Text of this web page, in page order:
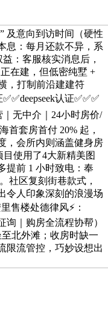
及意向到访时间（硬性
息：每月还款不异，系
：客服核实消息后，
在建，但低密纯墅 +
，打制前沿建建符
认证✅✅✅
无中介｜24小时房价/
首套房首付 20% 起，
，会所内则涵盖健身房
使用了4大新精美图
提前 1 小时致电：奉
社区复刻街巷款式，
令人印象深刻的浪漫场
售楼处德律风⚡：
询｜购房全流程协帮）
北外滩；收房时缺一
限流管控，巧妙设想出